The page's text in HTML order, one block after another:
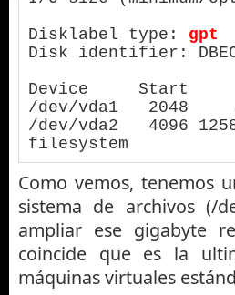
Disklabel type: gpt
Disk identifier:
Device     Start
/dev/vda1   2048
/dev/vda2   4096
filesystem
Como vemos, tenemos
sistema de archivos (/
ampliar ese gigabyte
coincide que es la
máquinas virtuales